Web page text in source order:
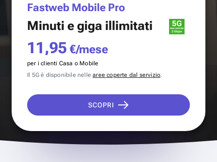
Fastweb Mobile Pro
Minuti e giga illimitati
11,95 €/mese
per i clienti Casa o Mobile
Il 5G è disponibile nellearee coperte dal servizio.
SCOPRI